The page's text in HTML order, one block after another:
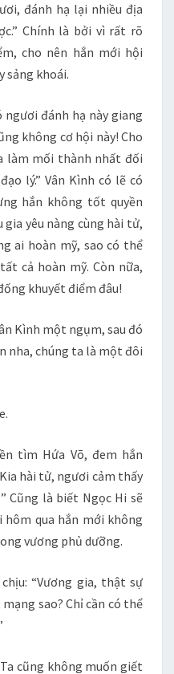
đánh hạ lại nhiều địa
Chính là bởi vì rất rõ
cho nên hắn mới hội
sảng khoái.
ngươi đánh hạ này giang
không cơ hội này! Cho
làm mối thành nhất đối
lý.” Vân Kình có lẽ có
hắn không tốt quyền
gia yêu nàng cùng hài tử,
ai hoàn mỹ, sao có thể
cả hoàn mỹ. Còn nữa,
khuyết điểm đâu!
Kình một ngụm, sau đó
nha, chúng ta là một đôi
tìm Hứa Võ, đem hắn
hài tử, ngươi cảm thấy
Cũng là biết Ngọc Hi sẽ
qua hắn mới không
vương phủ dưỡng.
“Vương gia, thật sự
sao? Chỉ cần có thể
cũng không muốn giết